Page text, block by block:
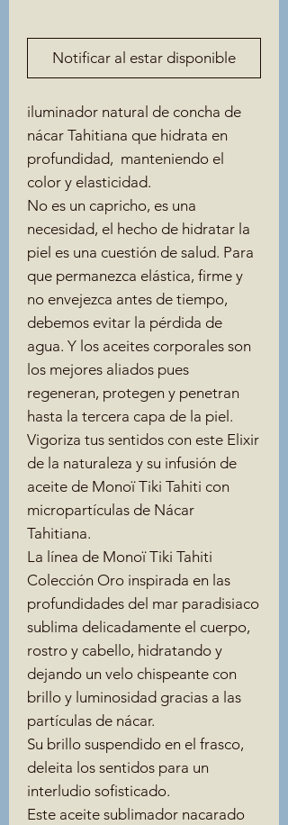
Notificar al estar disponible
iluminador natural de concha de
nácar Tahitiana que hidrata en
profundidad, manteniendo el
color y elasticidad.
No es un capricho, es una
necesidad, el hecho de hidratar la
piel es una cuestión de salud. Para
que permanezca elástica, firme y
no envejezca antes de tiempo,
debemos evitar la pérdida de
agua. Y los aceites corporales son
los mejores aliados pues
regeneran, protegen y penetran
hasta la tercera capa de la piel.
Vigoriza tus sentidos con este Elixir
de la naturaleza y su infusión de
aceite de Monoï Tiki Tahiti con
micropartículas de Nácar
Tahitiana.
La línea de Monoï Tiki Tahiti
Colección Oro inspirada en las
profundidades del mar paradisiaco
sublima delicadamente el cuerpo,
rostro y cabello, hidratando y
dejando un velo chispeante con
brillo y luminosidad gracias a las
partículas de nácar.
Su brillo suspendido en el frasco,
deleita los sentidos para un
interludio sofisticado.
Este aceite sublimador nacarado